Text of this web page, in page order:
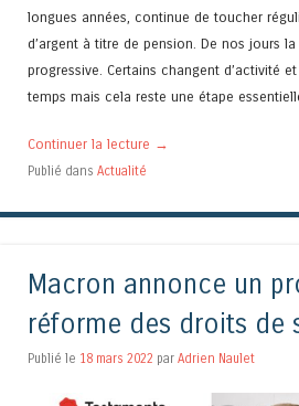
longues années, continue de toucher
d’argent à titre de pension. De nos jours
progressive. Certains changent d’activité
temps mais cela reste une étape
Continuer la lecture →
Publié dans Actualité
Macron annonce un
réforme des droits de
Publié le 18 mars 2022 par Adrien Naulet